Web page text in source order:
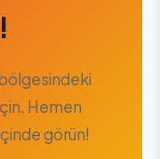
bölgesindeki
Hemen
görün!